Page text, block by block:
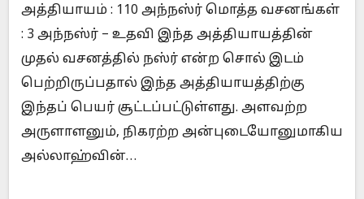
அத்தியாயம் : 110 அந்நஸ்ர் மொத்த வசனங்கள்
: 3 அந்நஸ்ர் – உதவி இந்த அத்தியாயத்தின்
முதல் வசனத்தில் நஸ்ர் என்ற சொல் இடம்
பெற்றிருப்பதால் இந்த அத்தியாயத்திற்கு
இந்தப் பெயர் சூட்டப்பட்டுள்ளது. அளவற்ற
அருளாளனும், நிகரற்ற அன்புடையோனுமாகிய
அல்லாஹ்வின்…